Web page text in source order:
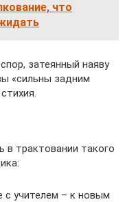
что
затеянный наяву
«сильны задним
трактовании такого
с учителем – к новым